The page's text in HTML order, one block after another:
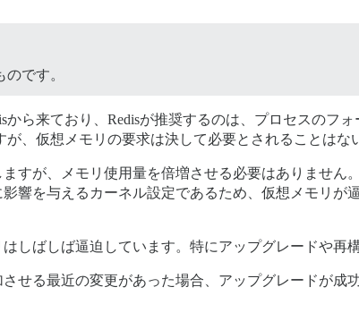
です。
ら来ており、Redisが推奨するのは、プロセスのフ
、仮想メモリの要求は決して必要とされることはな
すが、メモリ使用量を倍増させる必要はありません
響を与えるカーネル設定であるため、仮想メモリが
しばしば逼迫しています。特にアップグレードや再
せる最近の変更があった場合、アップグレードが成